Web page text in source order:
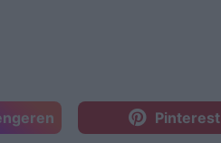
Pinterest